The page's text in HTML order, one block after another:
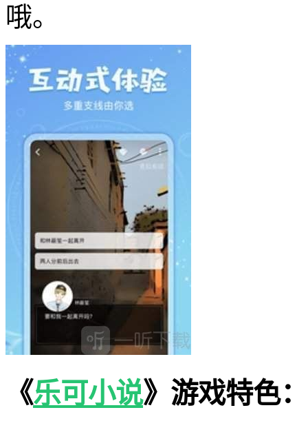
哦。
《乐可小说》游戏特色：